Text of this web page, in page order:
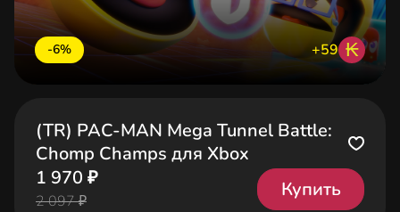
-6% +59 ₭
(TR) PAC-MAN Mega Tunnel Battle:
Chomp Champs для Xbox
1 970 ₽
2 097 ₽
Купить